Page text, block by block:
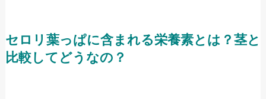
セロリ葉っぱに含まれる栄養素とは？茎と
比較してどうなの？